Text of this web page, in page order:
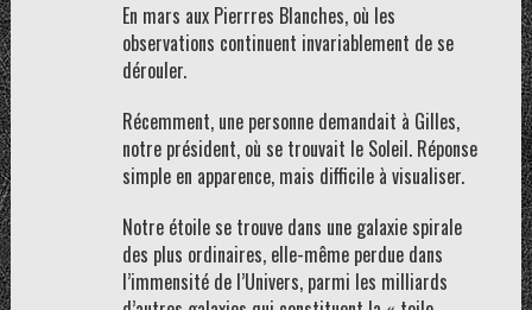
En mars aux Pierrres Blanches, où les
observations continuent invariablement de se
dérouler.
Récemment, une personne demandait à Gilles,
notre président, où se trouvait le Soleil. Réponse
simple en apparence, mais difficile à visualiser.
Notre étoile se trouve dans une galaxie spirale
des plus ordinaires, elle-même perdue dans
l’immensité de l’Univers, parmi les milliards